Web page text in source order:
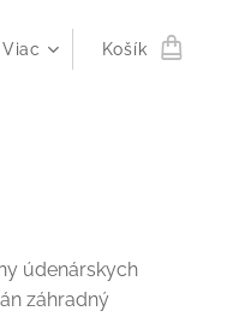
Viac Košík
údenárskych
záhradný